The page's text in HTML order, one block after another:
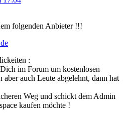
folgenden Anbieter !!!
:
im Forum um kostenlosen
aber auch Leute abgelehnt, dann hat
Weg und schickt dem Admin
kaufen möchte !